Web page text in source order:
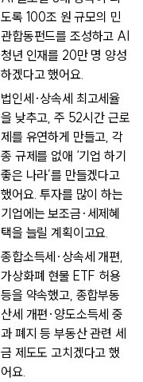
도록 100조 원 규모의 민
관합동펀드를 조성하고 AI
청년 인재를 20만 명 양성
하겠다고 했어요.
법인세·상속세 최고세율
을 낮추고, 주 52시간 근로
제를 유연하게 만들고, 각
종 규제를 없애 ‘기업 하기
좋은 나라’를 만들겠다고
했어요. 투자를 많이 하는
기업에는 보조금·세제혜
택을 늘릴 계획이고요.
종합소득세·상속세 개편,
가상화폐 현물 ETF 허용
등을 약속했고, 종합부동
산세 개편·양도소득세 중
과 폐지 등 부동산 관련 세
금 제도도 고치겠다고 했
어요.